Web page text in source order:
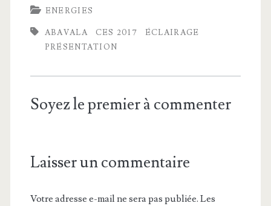
ENERGIES
ABAVALA CES 2017
ÉCLAIRAGE
PRÉSENTATION
Soyez le premier à commenter
Laisser un commentaire
Votre adresse e-mail ne sera pas publiée. Les